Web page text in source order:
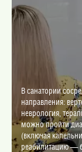
В санатории
направления:
неврология,
можно пройти
(включая
реабилитацию —